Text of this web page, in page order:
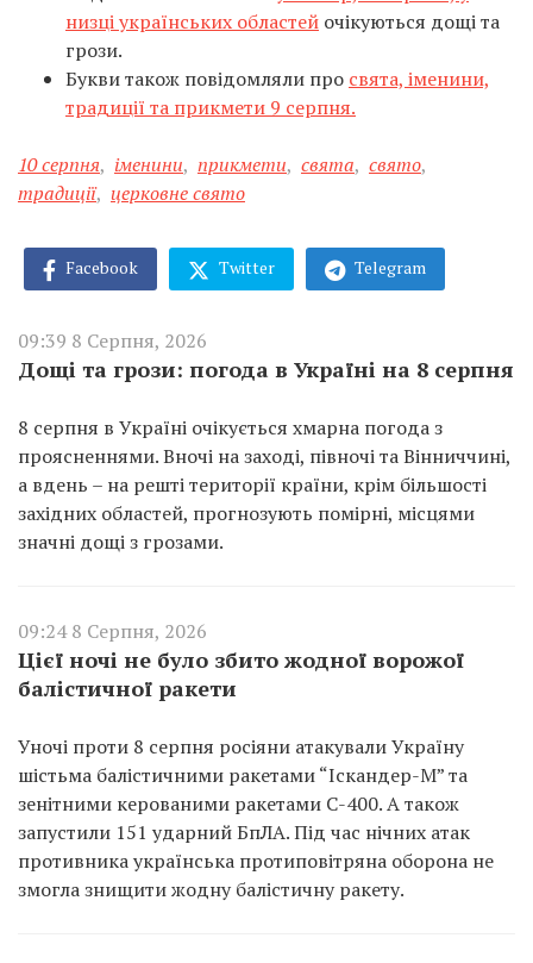
низці українських областей очікуються дощі та
грози.
Букви також повідомляли про свята, іменини,
традиції та прикмети 9 серпня.
10 серпня, іменини, прикмети, свята, свято,
традиції, церковне свято
Facebook Twitter Telegram
09:39 8 Серпня, 2026
Дощі та грози: погода в Україні на 8 серпня
8 серпня в Україні очікується хмарна погода з
проясненнями. Вночі на заході, півночі та Вінниччині,
а вдень – на решті території країни, крім більшості
західних областей, прогнозують помірні, місцями
значні дощі з грозами.
09:24 8 Серпня, 2026
Цієї ночі не було збито жодної ворожої
балістичної ракети
Уночі проти 8 серпня росіяни атакували Україну
шістьма балістичними ракетами “Іскандер-М” та
зенітними керованими ракетами С-400. А також
запустили 151 ударний БпЛА. Під час нічних атак
противника українська протиповітряна оборона не
змогла знищити жодну балістичну ракету.